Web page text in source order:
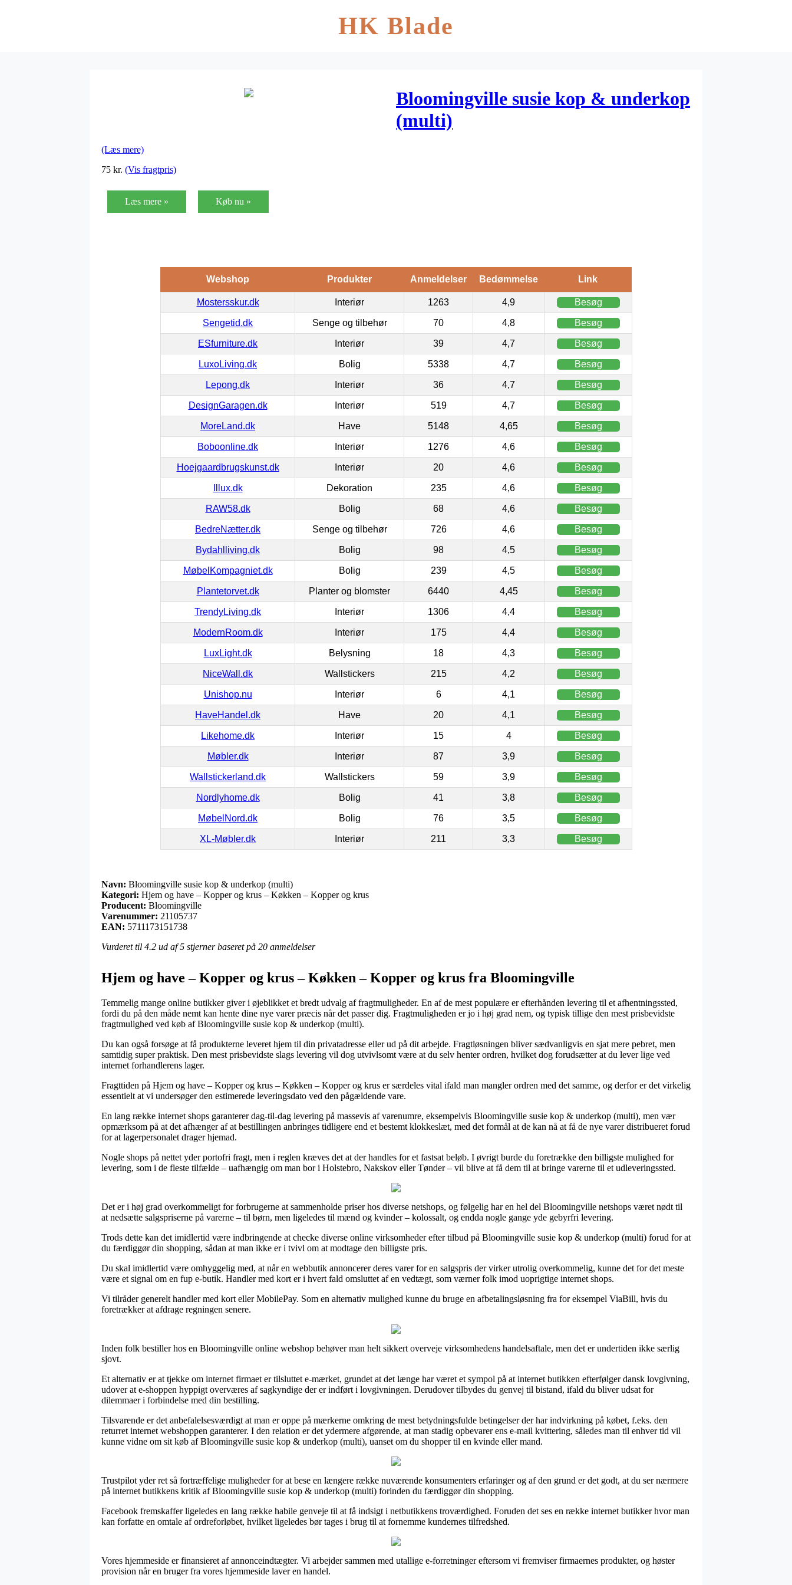
HK Blade
Bloomingville susie kop & underkop
(multi)
(Læs mere)
75 kr. (Vis fragtpris)
Læs mere » Køb nu »
Webshop Produkter Anmeldelser Bedømmelse Link
Mostersskur.dk Interiør 1263 4,9 Besøg
Sengetid.dk Senge og tilbehør 70 4,8 Besøg
ESfurniture.dk Interiør 39 4,7 Besøg
LuxoLiving.dk Bolig 5338 4,7 Besøg
Lepong.dk Interiør 36 4,7 Besøg
DesignGaragen.dk Interiør 519 4,7 Besøg
MoreLand.dk Have 5148 4,65 Besøg
Boboonline.dk Interiør 1276 4,6 Besøg
Hoejgaardbrugskunst.dk Interiør 20 4,6 Besøg
Illux.dk Dekoration 235 4,6 Besøg
RAW58.dk Bolig 68 4,6 Besøg
BedreNætter.dk Senge og tilbehør 726 4,6 Besøg
Bydahlliving.dk Bolig 98 4,5 Besøg
MøbelKompagniet.dk Bolig 239 4,5 Besøg
Plantetorvet.dk Planter og blomster 6440 4,45 Besøg
TrendyLiving.dk Interiør 1306 4,4 Besøg
ModernRoom.dk Interiør 175 4,4 Besøg
LuxLight.dk Belysning 18 4,3 Besøg
NiceWall.dk Wallstickers 215 4,2 Besøg
Unishop.nu Interiør 6 4,1 Besøg
HaveHandel.dk Have 20 4,1 Besøg
Likehome.dk Interiør 15 4 Besøg
Møbler.dk Interiør 87 3,9 Besøg
Wallstickerland.dk Wallstickers 59 3,9 Besøg
Nordlyhome.dk Bolig 41 3,8 Besøg
MøbelNord.dk Bolig 76 3,5 Besøg
XL-Møbler.dk Interiør 211 3,3 Besøg
Navn: Bloomingville susie kop & underkop (multi)
Kategori: Hjem og have – Kopper og krus – Køkken – Kopper og krus
Producent: Bloomingville
Varenummer: 21105737
EAN: 5711173151738
Vurderet til 4.2 ud af 5 stjerner baseret på 20 anmeldelser
Hjem og have – Kopper og krus – Køkken – Kopper og krus fra Bloomingville
Temmelig mange online butikker giver i øjeblikket et bredt udvalg af fragtmuligheder. En af de mest populære er efterhånden levering til et afhentningssted,
fordi du på den måde nemt kan hente dine nye varer præcis når det passer dig. Fragtmuligheden er jo i høj grad nem, og typisk tillige den mest prisbevidste
fragtmulighed ved køb af Bloomingville susie kop & underkop (multi).
Du kan også forsøge at få produkterne leveret hjem til din privatadresse eller ud på dit arbejde. Fragtløsningen bliver sædvanligvis en sjat mere pebret, men
samtidig super praktisk. Den mest prisbevidste slags levering vil dog utvivlsomt være at du selv henter ordren, hvilket dog forudsætter at du lever lige ved
internet forhandlerens lager.
Fragttiden på Hjem og have – Kopper og krus – Køkken – Kopper og krus er særdeles vital ifald man mangler ordren med det samme, og derfor er det virkelig
essentielt at vi undersøger den estimerede leveringsdato ved den pågældende vare.
En lang række internet shops garanterer dag-til-dag levering på massevis af varenumre, eksempelvis Bloomingville susie kop & underkop (multi), men vær
opmærksom på at det afhænger af at bestillingen anbringes tidligere end et bestemt klokkeslæt, med det formål at de kan nå at få de nye varer distribueret forud
for at lagerpersonalet drager hjemad.
Nogle shops på nettet yder portofri fragt, men i reglen kræves det at der handles for et fastsat beløb. I øvrigt burde du foretrække den billigste mulighed for
levering, som i de fleste tilfælde – uafhængig om man bor i Holstebro, Nakskov eller Tønder – vil blive at få dem til at bringe varerne til et udleveringssted.
Det er i høj grad overkommeligt for forbrugerne at sammenholde priser hos diverse netshops, og følgelig har en hel del Bloomingville netshops været nødt til
at nedsætte salgspriserne på varerne – til børn, men ligeledes til mænd og kvinder – kolossalt, og endda nogle gange yde gebyrfri levering.
Trods dette kan det imidlertid være indbringende at checke diverse online virksomheder efter tilbud på Bloomingville susie kop & underkop (multi) forud for at
du færdiggør din shopping, sådan at man ikke er i tvivl om at modtage den billigste pris.
Du skal imidlertid være omhyggelig med, at når en webbutik annoncerer deres varer for en salgspris der virker utrolig overkommelig, kunne det for det meste
være et signal om en fup e-butik. Handler med kort er i hvert fald omsluttet af en vedtægt, som værner folk imod uoprigtige internet shops.
Vi tilråder generelt handler med kort eller MobilePay. Som en alternativ mulighed kunne du bruge en afbetalingsløsning fra for eksempel ViaBill, hvis du
foretrækker at afdrage regningen senere.
Inden folk bestiller hos en Bloomingville online webshop behøver man helt sikkert overveje virksomhedens handelsaftale, men det er undertiden ikke særlig
sjovt.
Et alternativ er at tjekke om internet firmaet er tilsluttet e-mærket, grundet at det længe har været et sympol på at internet butikken efterfølger dansk lovgivning,
udover at e-shoppen hyppigt overværes af sagkyndige der er indført i lovgivningen. Derudover tilbydes du genvej til bistand, ifald du bliver udsat for
dilemmaer i forbindelse med din bestilling.
Tilsvarende er det anbefalelsesværdigt at man er oppe på mærkerne omkring de mest betydningsfulde betingelser der har indvirkning på købet, f.eks. den
returret internet webshoppen garanterer. I den relation er det ydermere afgørende, at man stadig opbevarer ens e-mail kvittering, således man til enhver tid vil
kunne vidne om sit køb af Bloomingville susie kop & underkop (multi), uanset om du shopper til en kvinde eller mand.
Trustpilot yder ret så fortræffelige muligheder for at bese en længere række nuværende konsumenters erfaringer og af den grund er det godt, at du ser nærmere
på internet butikkens kritik af Bloomingville susie kop & underkop (multi) forinden du færdiggør din shopping.
Facebook fremskaffer ligeledes en lang række habile genveje til at få indsigt i netbutikkens troværdighed. Foruden det ses en række internet butikker hvor man
kan forfatte en omtale af ordreforløbet, hvilket ligeledes bør tages i brug til at fornemme kundernes tilfredshed.
Vores hjemmeside er finansieret af annonceindtægter. Vi arbejder sammen med utallige e-forretninger eftersom vi fremviser firmaernes produkter, og høster
provision når en bruger fra vores hjemmeside laver en handel.